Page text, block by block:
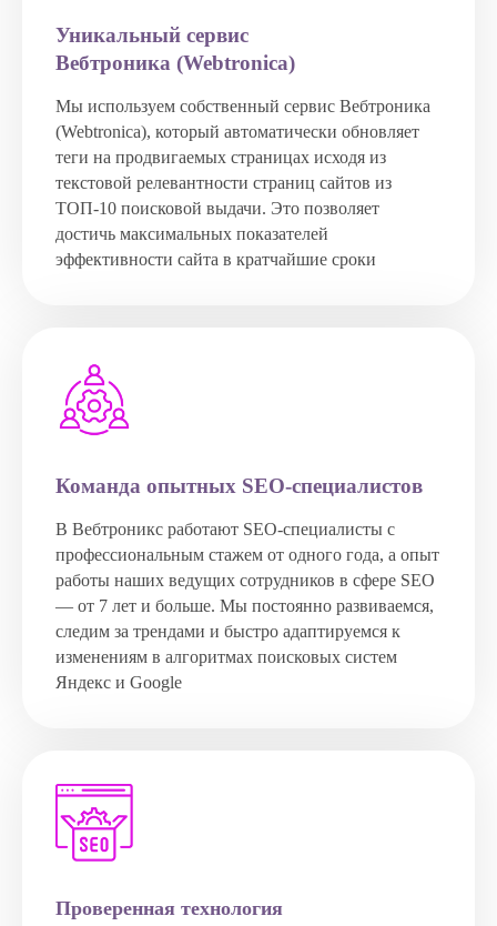
Уникальный сервис
Вебтроника (Webtronica)
Мы используем собственный сервис Вебтроника
(Webtronica), который автоматически обновляет
теги на продвигаемых страницах исходя из
текстовой релевантности страниц сайтов из
ТОП-10 поисковой выдачи. Это позволяет
достичь максимальных показателей
эффективности сайта в кратчайшие сроки
Команда опытных SEO-специалистов
В Вебтроникс работают SEO-специалисты с
профессиональным стажем от одного года, а опыт
работы наших ведущих сотрудников в сфере SEO
— от 7 лет и больше. Мы постоянно развиваемся,
следим за трендами и быстро адаптируемся к
изменениям в алгоритмах поисковых систем
Яндекс и Google
Проверенная технология